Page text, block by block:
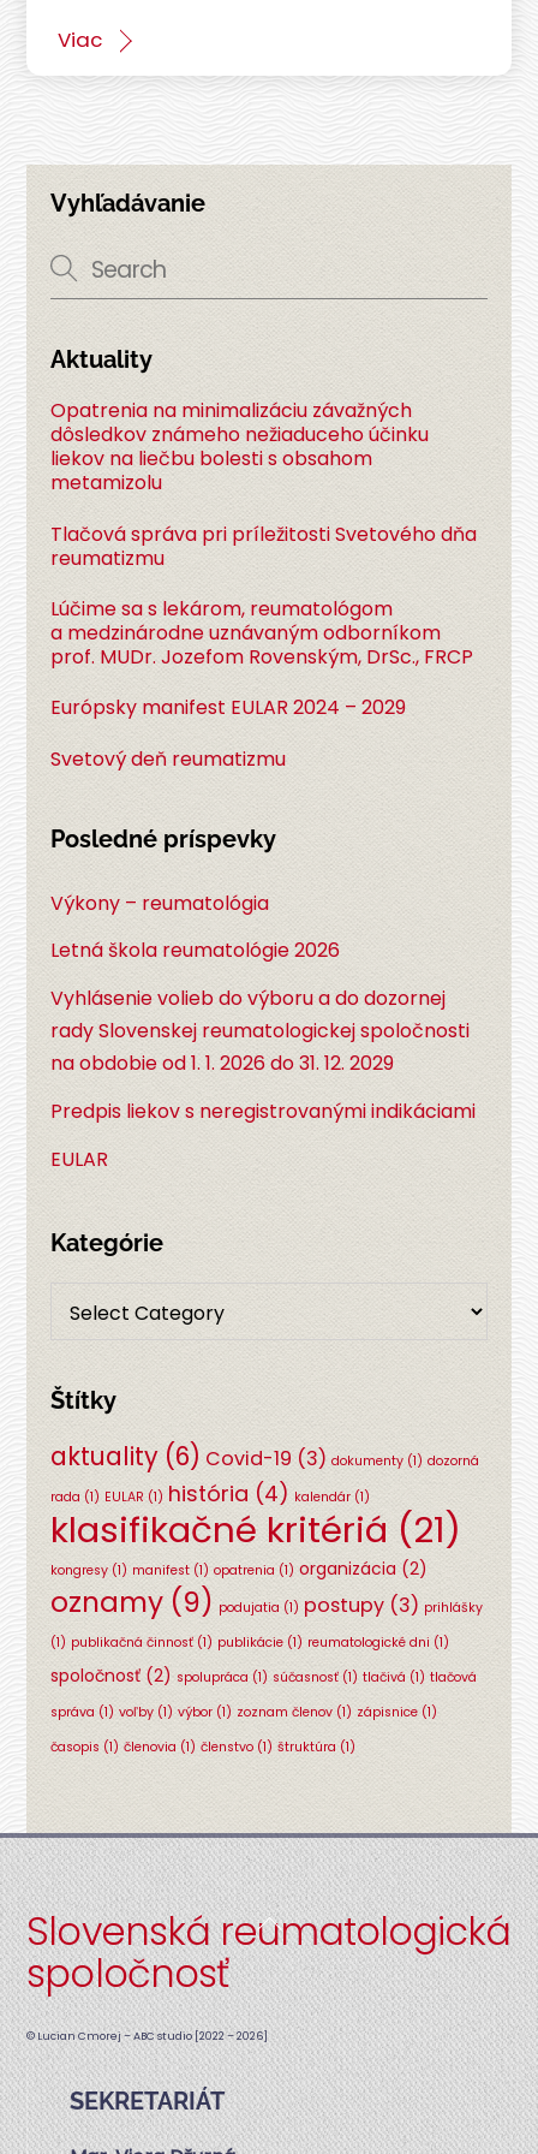
Viac
Vyhľadávanie
Aktuality
Opatrenia na minimalizáciu závažných
dôsledkov známeho nežiaduceho účinku
liekov na liečbu bolesti s obsahom
metamizolu
Tlačová správa pri príležitosti Svetového dňa
reumatizmu
Lúčime sa s lekárom, reumatológom
a medzinárodne uznávaným odborníkom
prof. MUDr. Jozefom Rovenským, DrSc., FRCP
Európsky manifest EULAR 2024 – 2029
Svetový deň reumatizmu
Posledné príspevky
Výkony – reumatológia
Letná škola reumatológie 2026
Vyhlásenie volieb do výboru a do dozornej
rady Slovenskej reumatologickej spoločnosti
na obdobie od 1. 1. 2026 do 31. 12. 2029
Predpis liekov s neregistrovanými indikáciami
EULAR
Kategórie
Štítky
aktuality (6) Covid-19 (3) dokumenty (1) dozorná
rada (1) EULAR (1) história (4) kalendár (1)
klasifikačné kritériá (21)
kongresy (1) manifest (1) opatrenia (1) organizácia (2)
oznamy (9) podujatia (1) postupy (3) prihlášky
(1) publikačná činnosť (1) publikácie (1) reumatologické dni (1)
spoločnosť (2) spolupráca (1) súčasnosť (1) tlačivá (1) tlačová
správa (1) voľby (1) výbor (1) zoznam členov (1) zápisnice (1)
časopis (1) členovia (1) členstvo (1) štruktúra (1)
Back
To
Top
Slovenská reumatologická
spoločnosť
© Lucian Cmorej – ABC studio [2022 – 2026]
SEKRETARIÁT